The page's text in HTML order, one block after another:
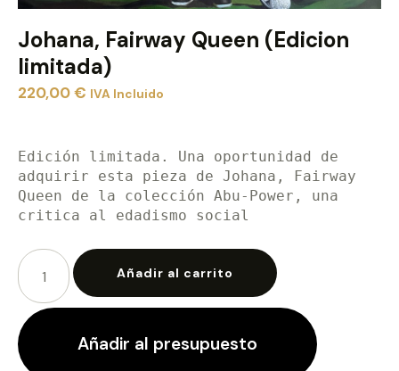
Johana, Fairway Queen (Edicion
limitada)
220,00€ IVA Incluido
Edición limitada. Una oportunidad de
adquirir esta pieza de Johana, Fairway
Queen de la colección Abu-Power, una
critica al edadismo social
Añadir al carrito
Añadir al presupuesto